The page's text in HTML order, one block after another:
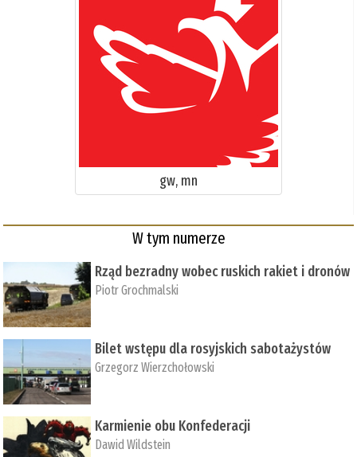
gw, mn
W tym numerze
Rząd bezradny wobec ruskich rakiet i dronów
Piotr Grochmalski
Bilet wstępu dla rosyjskich sabotażystów
Grzegorz Wierzchołowski
Karmienie obu Konfederacji
Dawid Wildstein